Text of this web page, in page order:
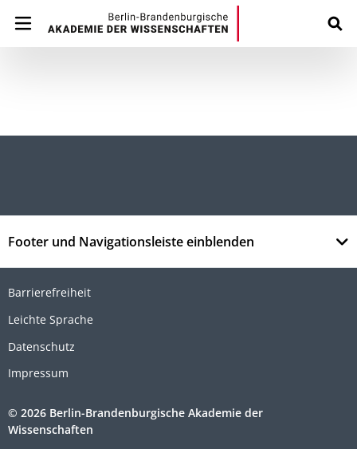
Footer und Navigationsleiste einblenden
Barrierefreiheit
Leichte Sprache
Datenschutz
Impressum
© 2026 Berlin-Brandenburgische Akademie der
Wissenschaften